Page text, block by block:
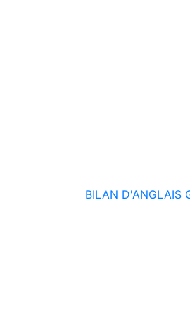
BILAN D'ANGLAIS